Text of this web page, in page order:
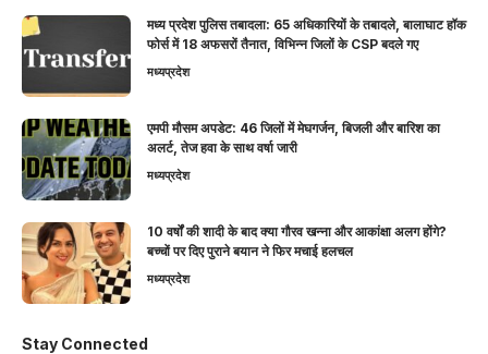
मध्य प्रदेश पुलिस तबादला: 65 अधिकारियों के तबादले, बालाघाट हॉक
फोर्स में 18 अफसरों तैनात, विभिन्न जिलों के CSP बदले गए
मध्यप्रदेश
एमपी मौसम अपडेट: 46 जिलों में मेघगर्जन, बिजली और बारिश का
अलर्ट, तेज हवा के साथ वर्षा जारी
मध्यप्रदेश
10 वर्षों की शादी के बाद क्या गौरव खन्ना और आकांक्षा अलग होंगे?
बच्चों पर दिए पुराने बयान ने फिर मचाई हलचल
मध्यप्रदेश
Stay Connected